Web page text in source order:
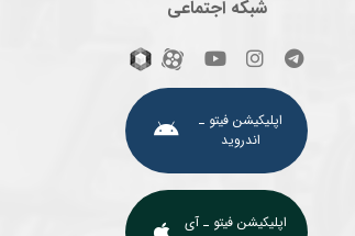
شبکه اجتماعی
اپلیکیشن فیتو ـ
اندروید
اپلیکیشن فیتو ـ آی